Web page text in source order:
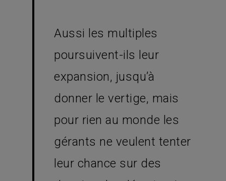
Aussi les multiples
poursuivent-ils leur
expansion, jusqu’à
donner le vertige, mais
pour rien au monde les
gérants ne veulent tenter
leur chance sur des